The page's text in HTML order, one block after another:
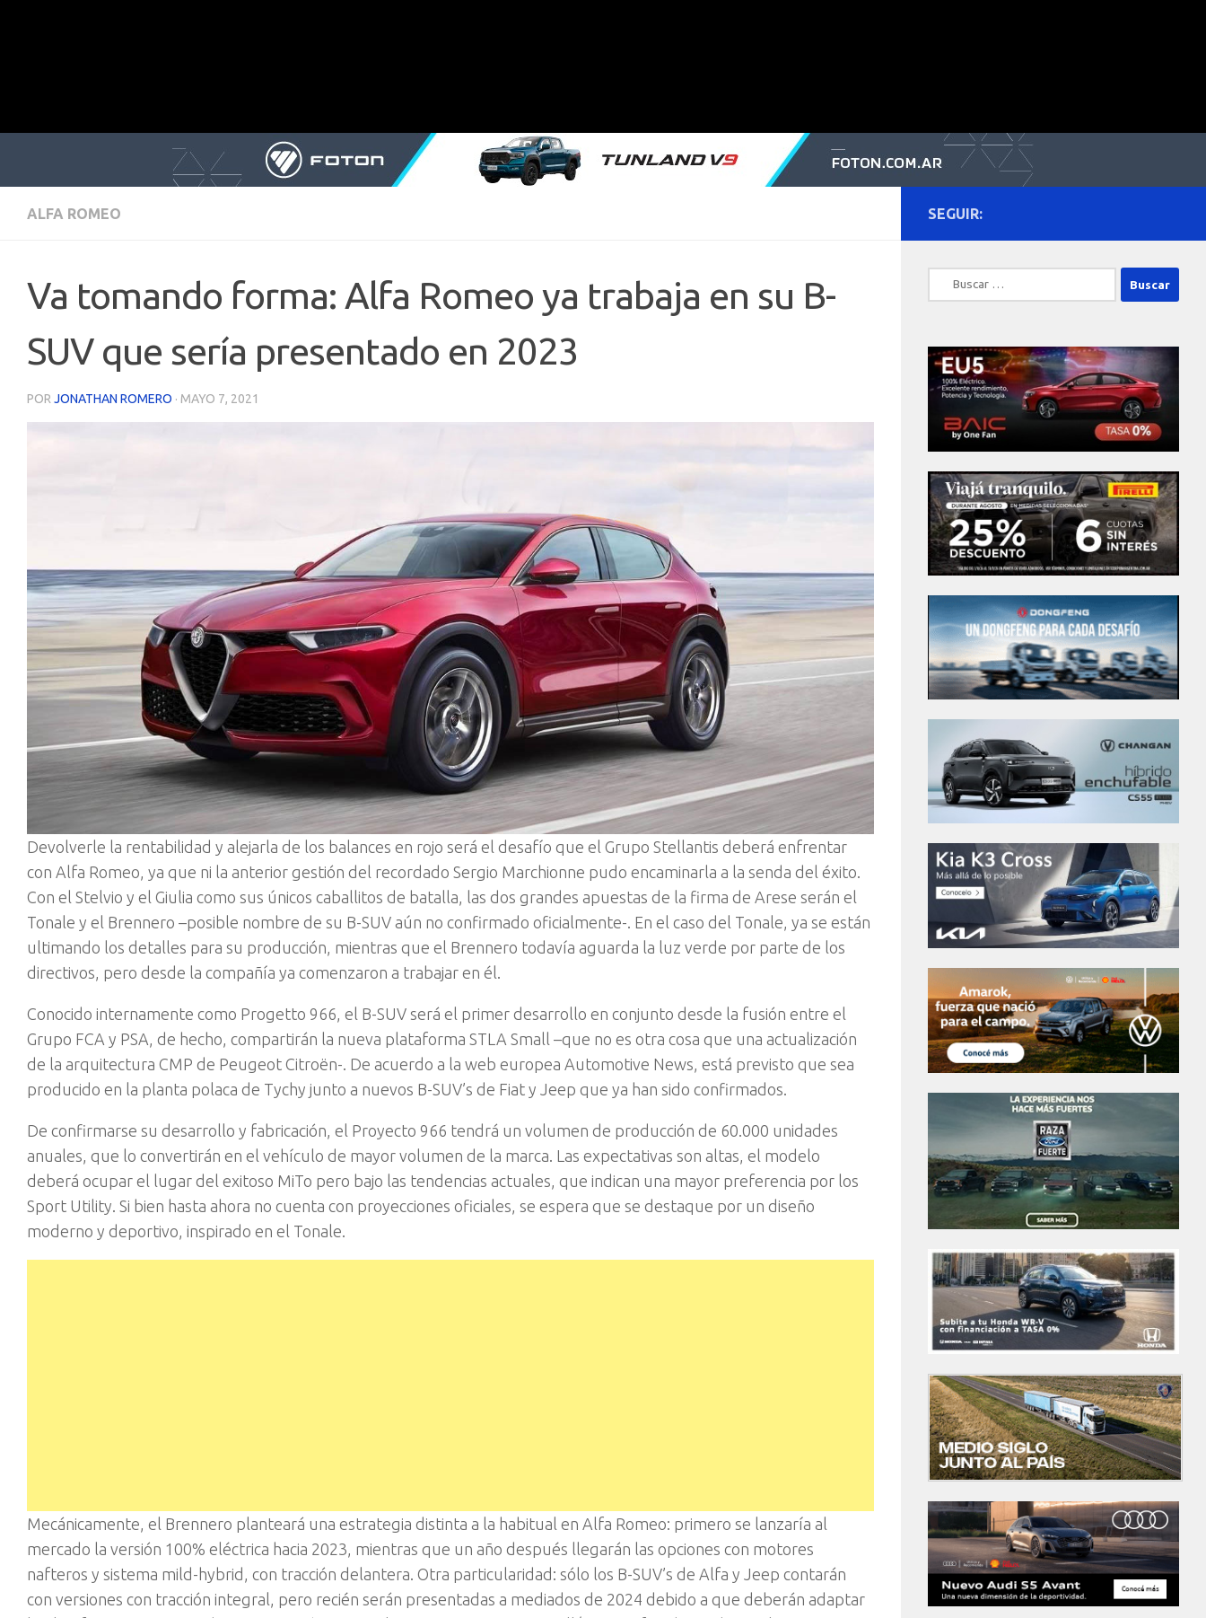
ALFA ROMEO
Va tomando forma: Alfa Romeo ya trabaja en su B-
SUV que sería presentado en 2023
POR JONATHAN ROMERO · MAYO 7, 2021
Devolverle la rentabilidad y alejarla de los balances en rojo será el desafío que el Grupo Stellantis deberá enfrentar
con Alfa Romeo, ya que ni la anterior gestión del recordado Sergio Marchionne pudo encaminarla a la senda del éxito.
Con el Stelvio y el Giulia como sus únicos caballitos de batalla, las dos grandes apuestas de la firma de Arese serán el
Tonale y el Brennero –posible nombre de su B-SUV aún no confirmado oficialmente-. En el caso del Tonale, ya se están
ultimando los detalles para su producción, mientras que el Brennero todavía aguarda la luz verde por parte de los
directivos, pero desde la compañía ya comenzaron a trabajar en él.
Conocido internamente como Progetto 966, el B-SUV será el primer desarrollo en conjunto desde la fusión entre el
Grupo FCA y PSA, de hecho, compartirán la nueva plataforma STLA Small –que no es otra cosa que una actualización
de la arquitectura CMP de Peugeot Citroën-. De acuerdo a la web europea Automotive News, está previsto que sea
producido en la planta polaca de Tychy junto a nuevos B-SUV’s de Fiat y Jeep que ya han sido confirmados.
De confirmarse su desarrollo y fabricación, el Proyecto 966 tendrá un volumen de producción de 60.000 unidades
anuales, que lo convertirán en el vehículo de mayor volumen de la marca. Las expectativas son altas, el modelo
deberá ocupar el lugar del exitoso MiTo pero bajo las tendencias actuales, que indican una mayor preferencia por los
Sport Utility. Si bien hasta ahora no cuenta con proyecciones oficiales, se espera que se destaque por un diseño
moderno y deportivo, inspirado en el Tonale.
Mecánicamente, el Brennero planteará una estrategia distinta a la habitual en Alfa Romeo: primero se lanzaría al
mercado la versión 100% eléctrica hacia 2023, mientras que un año después llegarán las opciones con motores
nafteros y sistema mild-hybrid, con tracción delantera. Otra particularidad: sólo los B-SUV’s de Alfa y Jeep contarán
con versiones con tracción integral, pero recién serán presentadas a mediados de 2024 debido a que deberán adaptar
SEGUIR:
Buscar: